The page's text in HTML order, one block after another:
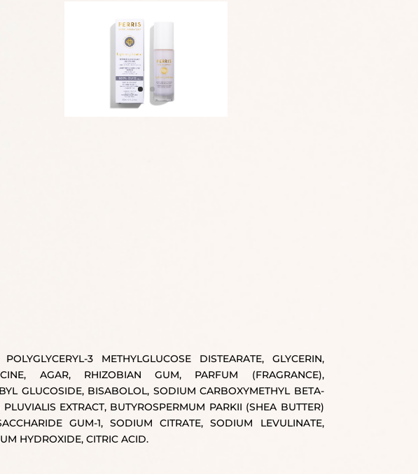
3 METHYLGLUCOSE DISTEARATE, GLYCERIN,
AGAR, RHIZOBIAN GUM, PARFUM (FRAGRANCE),
GLUCOSIDE, BISABOLOL, SODIUM CARBOXYMETHYL BETA-
EXTRACT, BUTYROSPERMUM PARKII (SHEA BUTTER)
GUM-1, SODIUM CITRATE, SODIUM LEVULINATE,
HYDROXIDE, CITRIC ACID.